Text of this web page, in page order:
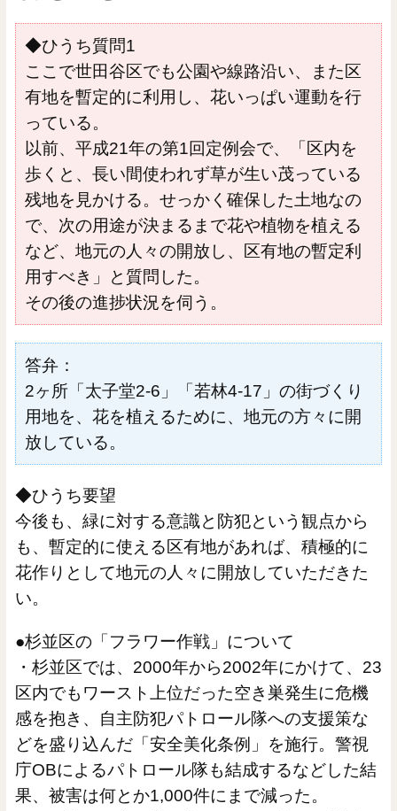
◆ひうち質問1
ここで世田谷区でも公園や線路沿い、また区
有地を暫定的に利用し、花いっぱい運動を行
っている。
以前、平成21年の第1回定例会で、「区内を
歩くと、長い間使われず草が生い茂っている
残地を見かける。せっかく確保した土地なの
で、次の用途が決まるまで花や植物を植える
など、地元の人々の開放し、区有地の暫定利
用すべき」と質問した。
その後の進捗状況を伺う。
答弁：
2ヶ所「太子堂2-6」「若林4-17」の街づくり
用地を、花を植えるために、地元の方々に開
放している。
◆ひうち要望
今後も、緑に対する意識と防犯という観点から
も、暫定的に使える区有地があれば、積極的に
花作りとして地元の人々に開放していただきた
い。
●杉並区の「フラワー作戦」について
・杉並区では、2000年から2002年にかけて、23
区内でもワースト上位だった空き巣発生に危機
感を抱き、自主防犯パトロール隊への支援策な
どを盛り込んだ「安全美化条例」を施行。警視
庁OBによるパトロール隊も結成するなどした結
果、被害は何とか1,000件にまで減った。